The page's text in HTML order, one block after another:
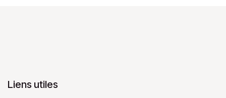
Liens utiles